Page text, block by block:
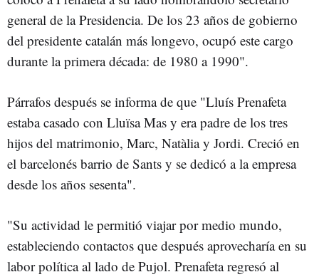
general de la Presidencia. De los 23 años de gobierno
del presidente catalán más longevo, ocupó este cargo
durante la primera década: de 1980 a 1990".
Párrafos después se informa de que "Lluís Prenafeta
estaba casado con Lluïsa Mas y era padre de los tres
hijos del matrimonio, Marc, Natàlia y Jordi. Creció en
el barcelonés barrio de Sants y se dedicó a la empresa
desde los años sesenta".
"Su actividad le permitió viajar por medio mundo,
estableciendo contactos que después aprovecharía en su
labor política al lado de Pujol. Prenafeta regresó al